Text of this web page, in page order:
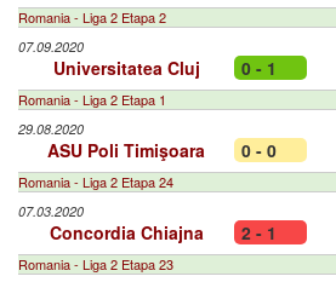
Romania - Liga 2 Etapa 2
07.09.2020
Universitatea Cluj 0 - 1
Romania - Liga 2 Etapa 1
29.08.2020
ASU Poli Timişoara 0 - 0
Romania - Liga 2 Etapa 24
07.03.2020
Concordia Chiajna 2 - 1
Romania - Liga 2 Etapa 23